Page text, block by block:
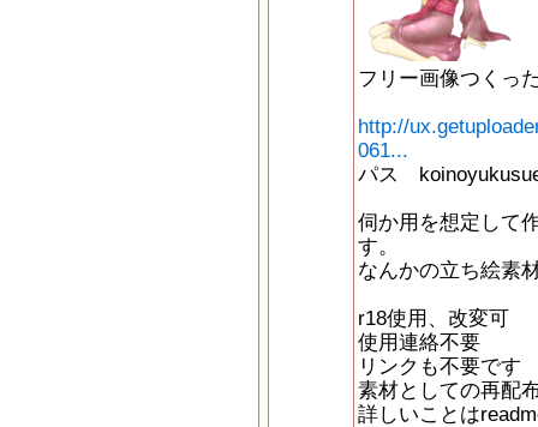
フリー画像つくっ
http://
061...
パス
伺か用を想定して
す。
なんかの立ち絵素
r18使用、改変可
使用連絡不要
リンクも不要です
素材としての再配
詳しいことは